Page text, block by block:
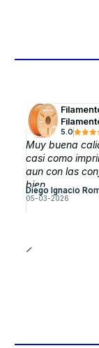
5.0
Muy buena
casi como
aun con las
bien.
Diego Ignacio
05-03-2026